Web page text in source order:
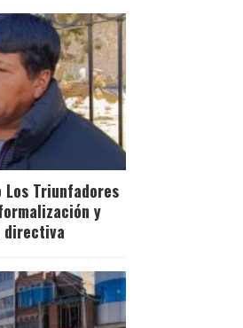
Triunfadores
y
directiva